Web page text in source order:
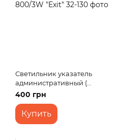
Светильник указатель
административный (
аварийный ) с
аккумулятором LED-800/3W
"Exit"
400 грн
Купить